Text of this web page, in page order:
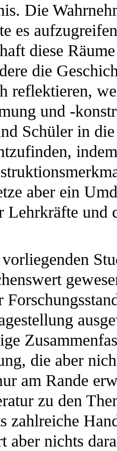
Die
es
diese
die
reflektieren,
und -
Schüler in
aber ein
Lehrkräfte und
die aber
am Rande
zu den
zahlreiche
aber nichts